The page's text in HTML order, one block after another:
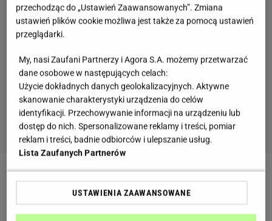
Zobacz wideoPrzepis na szybki domowy chleb z
ziaren. Nie potrzebujesz ani mąki, ani drożdży
przechodząc do „Ustawień Zaawansowanych”. Zmiana
ustawień plików cookie możliwa jest także za pomocą ustawień
przeglądarki.
My, nasi Zaufani Partnerzy i Agora S.A. możemy przetwarzać
dane osobowe w następujących celach:
Użycie dokładnych danych geolokalizacyjnych. Aktywne
skanowanie charakterystyki urządzenia do celów
identyfikacji. Przechowywanie informacji na urządzeniu lub
dostęp do nich. Spersonalizowane reklamy i treści, pomiar
reklam i treści, badnie odbiorców i ulepszanie usług.
Lista Zaufanych Partnerów
USTAWIENIA ZAAWANSOWANE